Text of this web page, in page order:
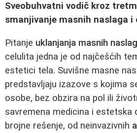
Sveobuhvatni vodič kroz
smanjivanje masnih naslaga i
Pitanje uklanjanja masnih
celulita jedna je od najčešćih
estetici tela. Suvišne masne
predstavljaju izazove s kojima
osobe, bez obzira na pol ili
savremena medicina i estetska
brojne rešenje, od neinvazivnih